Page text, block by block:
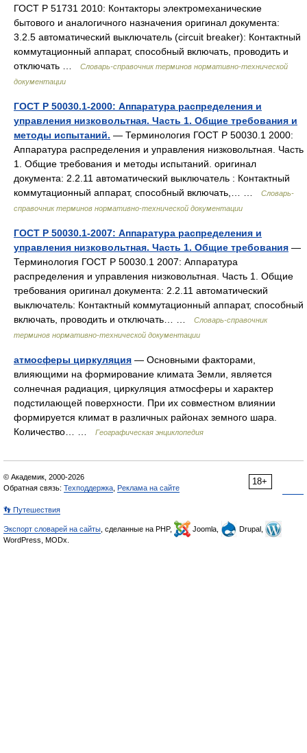
ГОСТ Р 51731 2010: Контакторы электромеханические
бытового и аналогичного назначения оригинал документа:
3.2.5 автоматический выключатель (circuit breaker): Контактный
коммутационный аппарат, способный включать, проводить и
отключать …
Словарь-справочник терминов нормативно-технической
документации
ГОСТ Р 50030.1-2000: Аппаратура распределения и
управления низковольтная. Часть 1. Общие требования и
методы испытаний. — Терминология ГОСТ Р 50030.1 2000:
Аппаратура распределения и управления низковольтная. Часть
1. Общие требования и методы испытаний. оригинал
документа: 2.2.11 автоматический выключатель : Контактный
коммутационный аппарат, способный включать,… …
Словарь-
справочник терминов нормативно-технической документации
ГОСТ Р 50030.1-2007: Аппаратура распределения и
управления низковольтная. Часть 1. Общие требования —
Терминология ГОСТ Р 50030.1 2007: Аппаратура
распределения и управления низковольтная. Часть 1. Общие
требования оригинал документа: 2.2.11 автоматический
выключатель: Контактный коммутационный аппарат, способный
включать, проводить и отключать… …
Словарь-справочник
терминов нормативно-технической документации
атмосферы циркуляция — Основными факторами,
влияющими на формирование климата Земли, является
солнечная радиация, циркуляция атмосферы и характер
подстилающей поверхности. При их совместном влиянии
формируется климат в различных районах земного шара.
Количество… …
Географическая энциклопедия
18+
© Академик, 2000-2026
Обратная связь: Техподдержка Реклама на сайте
👣 Путешествия
Экспорт словарей на сайты , сделанные на PHP, Joomla,
Drupal,
WordPress, MODx.